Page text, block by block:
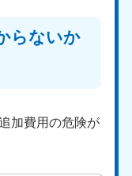
らないか
加費用の危険が